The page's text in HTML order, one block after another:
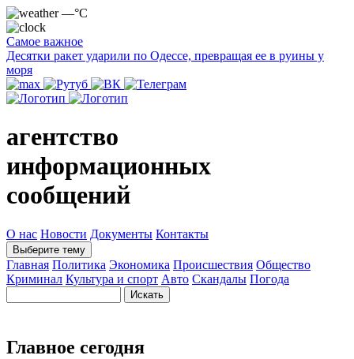
—°C
Самое важное
Десятки ракет ударили по Одессе, превращая ее в руины у
моря
агентство
информационных
сообщений
О нас Новости Документы Контакты
Выберите тему
Главная Политика Экономика Происшествия Общество
Криминал Культура и спорт Авто Скандалы Погода
Главное сегодня